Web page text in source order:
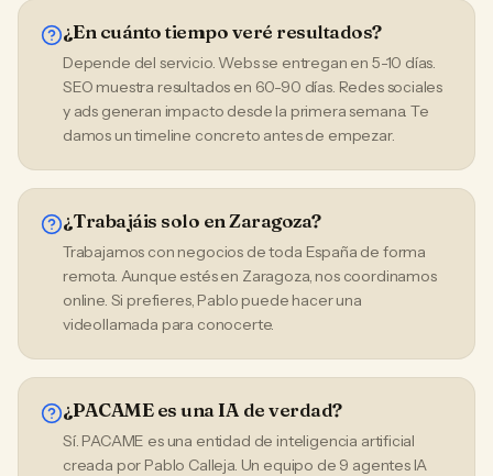
¿En cuánto tiempo veré resultados?
Depende del servicio. Webs se entregan en 5-10 días.
SEO muestra resultados en 60-90 días. Redes sociales
y ads generan impacto desde la primera semana. Te
damos un timeline concreto antes de empezar.
¿Trabajáis solo en Zaragoza?
Trabajamos con negocios de toda España de forma
remota. Aunque estés en Zaragoza, nos coordinamos
online. Si prefieres, Pablo puede hacer una
videollamada para conocerte.
¿PACAME es una IA de verdad?
Sí. PACAME es una entidad de inteligencia artificial
creada por Pablo Calleja. Un equipo de 9 agentes IA